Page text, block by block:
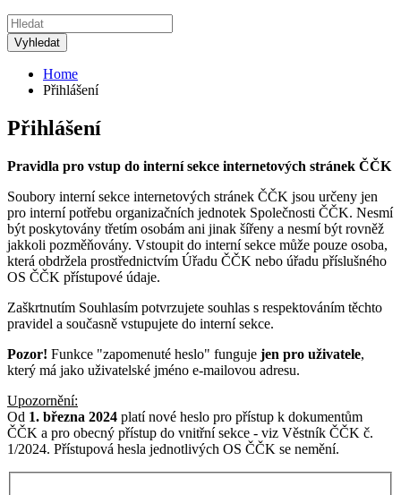
Home
Přihlášení
Přihlášení
Pravidla pro vstup do interní sekce internetových stránek ČČK
Soubory interní sekce internetových stránek ČČK jsou určeny jen
pro interní potřebu organizačních jednotek Společnosti ČČK. Nesmí
být poskytovány třetím osobám ani jinak šířeny a nesmí být rovněž
jakkoli pozměňovány. Vstoupit do interní sekce může pouze osoba,
která obdržela prostřednictvím Úřadu ČČK nebo úřadu příslušného
OS ČČK přístupové údaje.
Zaškrtnutím Souhlasím potvrzujete souhlas s respektováním těchto
pravidel a současně vstupujete do interní sekce.
Pozor! Funkce "zapomenuté heslo" funguje jen pro uživatele,
který má jako uživatelské jméno e-mailovou adresu.
Upozornění:
Od 1. března 2024 platí nové heslo pro přístup k dokumentům
ČČK a pro obecný přístup do vnitřní sekce - viz Věstník ČČK č.
1/2024. Přístupová hesla jednotlivých OS ČČK se nemění.